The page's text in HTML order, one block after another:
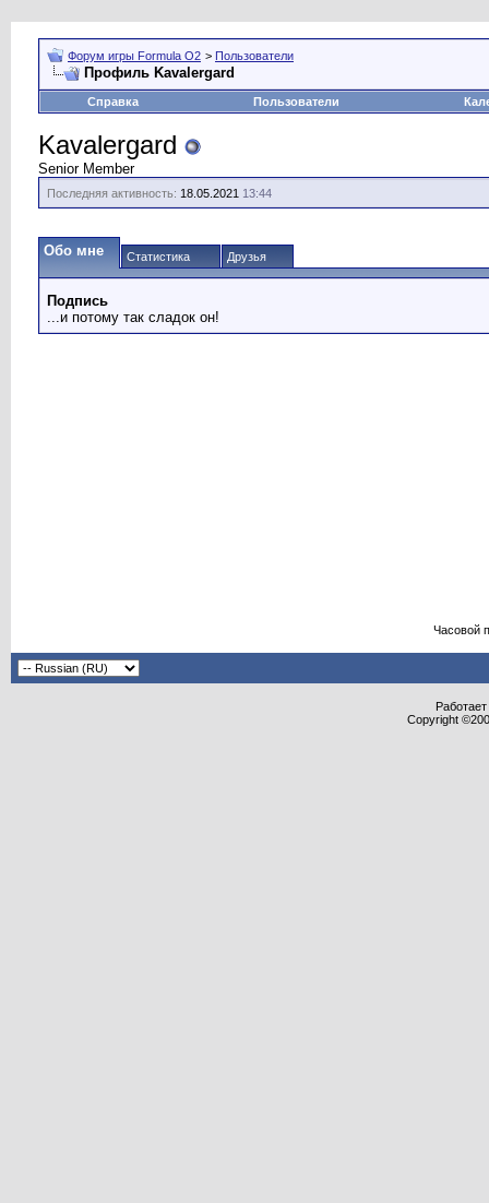
Форум игры Formula O2 > Пользователи
Профиль Kavalergard
Справка Пользователи
Kavalergard
Senior Member
Последняя активность: 18.05.2021 13:44
Обо мне Статистика Друзья
Подпись
...и потому так сладок он!
Часовой
Copyright